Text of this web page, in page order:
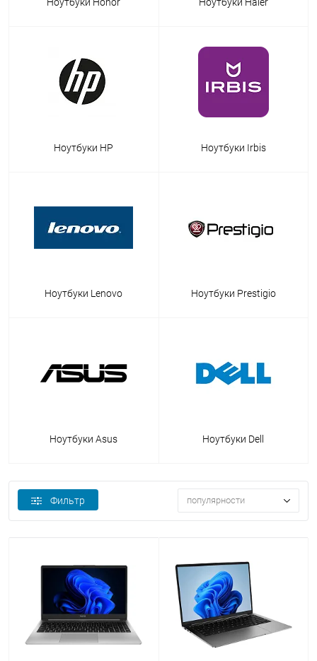
Ноутбуки Honor Ноутбуки Haier
Ноутбуки HP Ноутбуки Irbis
Ноутбуки Lenovo Ноутбуки Prestigio
Ноутбуки Asus Ноутбуки Dell
Фильтр популярности